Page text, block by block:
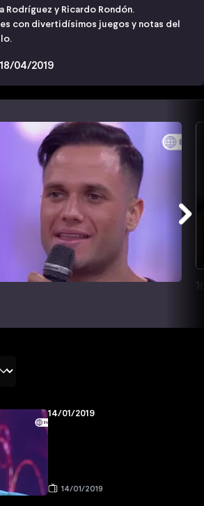
Rodríguez y Ricardo Rondón.
con divertidísimos juegos y notas del
18/04/2019
14/01/2019
14/01/2019